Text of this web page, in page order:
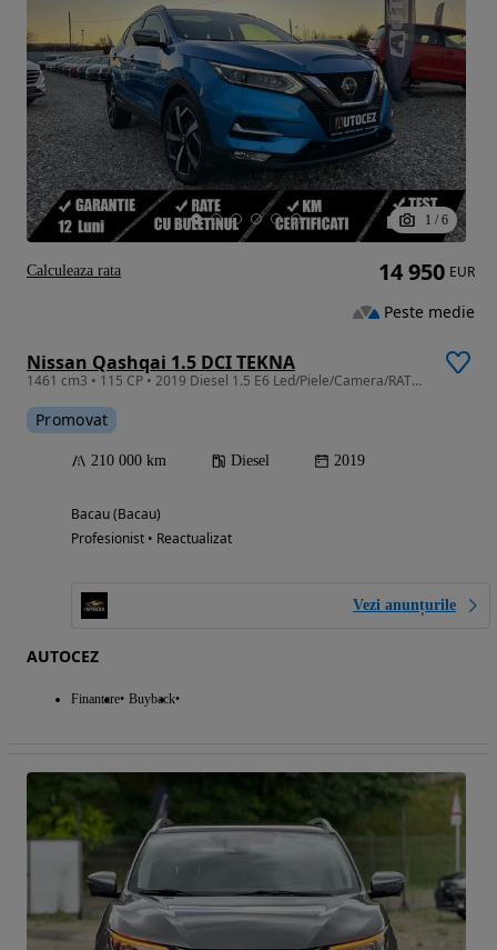
1 / 6
Nissan Qashqai 1.5 DCI TEKNA
1461 cm3 • 115 CP • 2019 Diesel 1.5 E6 Led/Piele/Camera/RATE/GARANȚIE
Promovat
210 000 km Diesel 2019
Bacau (Bacau)
Profesionist • Reactualizat
Vezi anunțurile
AUTOCEZ
Finantare Buyback
14 950 EUR
Peste medie
Calculeaza rata